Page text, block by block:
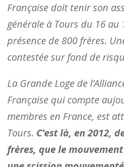
Française doit tenir son
générale à Tours du 16 au
présence de 800 frères.
contestée sur fond de
La Grande Loge de
Française qui compte
membres en France, est
Tours. C’est là, en 2012,
frères, que le